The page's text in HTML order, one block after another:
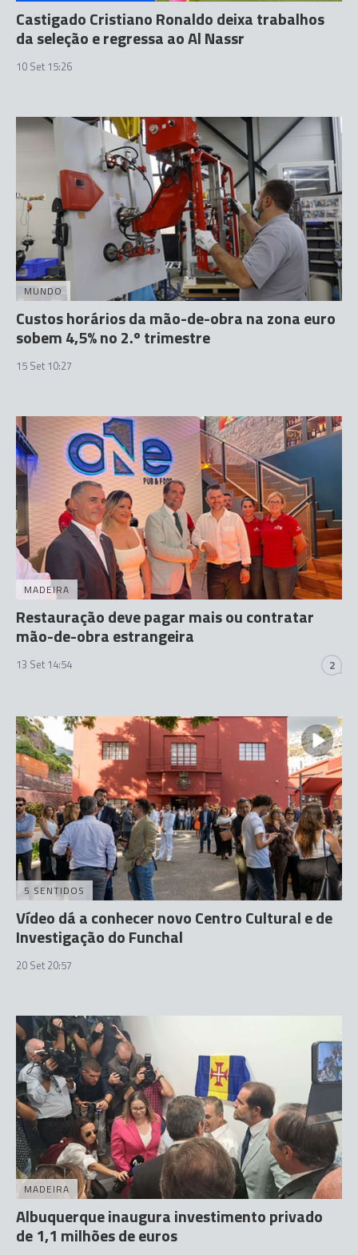
Castigado Cristiano Ronaldo deixa trabalhos
da seleção e regressa ao Al Nassr
10 Set 15:26
MUNDO
Custos horários da mão-de-obra na zona euro
sobem 4,5% no 2.º trimestre
15 Set 10:27
MADEIRA
Restauração deve pagar mais ou contratar
mão-de-obra estrangeira
13 Set 14:54 2
5 SENTIDOS
Vídeo dá a conhecer novo Centro Cultural e de
Investigação do Funchal
20 Set 20:57
MADEIRA
Albuquerque inaugura investimento privado
de 1,1 milhões de euros